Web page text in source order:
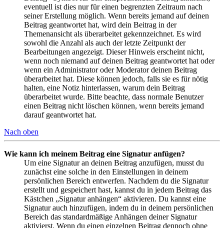
eventuell ist dies nur für einen begrenzten Zeitraum nach
seiner Erstellung möglich. Wenn bereits jemand auf deinen
Beitrag geantwortet hat, wird dein Beitrag in der
Themenansicht als überarbeitet gekennzeichnet. Es wird
sowohl die Anzahl als auch der letzte Zeitpunkt der
Bearbeitungen angezeigt. Dieser Hinweis erscheint nicht,
wenn noch niemand auf deinen Beitrag geantwortet hat oder
wenn ein Administrator oder Moderator deinen Beitrag
überarbeitet hat. Diese können jedoch, falls sie es für nötig
halten, eine Notiz hinterlassen, warum dein Beitrag
überarbeitet wurde. Bitte beachte, dass normale Benutzer
einen Beitrag nicht löschen können, wenn bereits jemand
darauf geantwortet hat.
Nach oben
Wie kann ich meinem Beitrag eine Signatur anfügen?
Um eine Signatur an deinen Beitrag anzufügen, musst du
zunächst eine solche in den Einstellungen in deinem
persönlichen Bereich entwerfen. Nachdem du die Signatur
erstellt und gespeichert hast, kannst du in jedem Beitrag das
Kästchen „Signatur anhängen“ aktivieren. Du kannst eine
Signatur auch hinzufügen, indem du in deinem persönlichen
Bereich das standardmäßige Anhängen deiner Signatur
aktivierst. Wenn du einen einzelnen Beitrag dennoch ohne